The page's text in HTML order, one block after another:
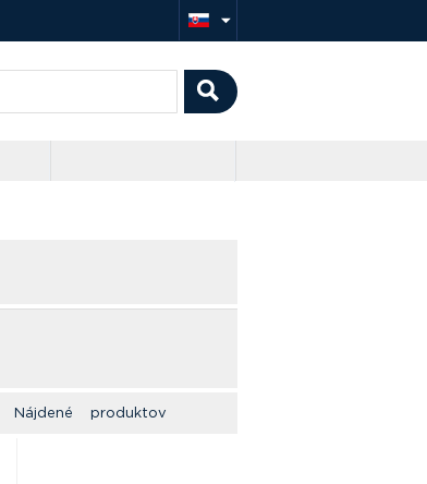
Nájdené produktov